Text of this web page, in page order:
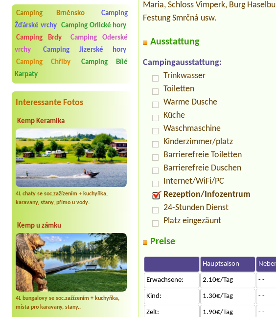
Camping Brněnsko
Camping
Žďárské vrchy
Camping Orlické hory
Camping Brdy
Camping Oderské
vrchy
Camping Jizerské hory
Camping Chřiby
Camping Bílé
Karpaty
Interessante Fotos
Kemp Keramika
4L chaty se soc.zažízením + kuchyňka,
karavany, stany, přímo u vody..
Kemp u zámku
4L bungalovy se soc.zažízením + kuchyňka,
místa pro karavany, stany..
Maria, Schloss Vimperk, Burg
Festung Smrčná usw.
Ausstattung
Campingausstattung:
Trinkwasser
Toiletten
Warme Dusche
Küche
Waschmaschine
Kinderzimmer/platz
Barrierefreie Toiletten
Barrierefreie Duschen
Internet/WiFi/PC
Rezeption/Infozentrum
24-Stunden Dienst
Platz eingezäunt
Preise
Hauptsaison
Erwachsene: 2.10€/Tag - -
Kind: 1.30€/Tag - -
Zelt: 1.90€/Tag - -